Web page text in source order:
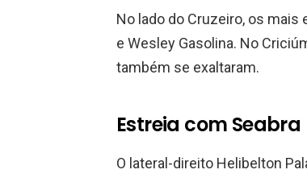
No lado do Cruzeiro, os mais
e Wesley Gasolina. No
também se exaltaram.
Estreia com Seabra
O lateral-direito Helibelton